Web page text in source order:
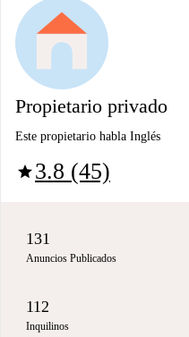
Propietario privado
Este propietario habla Inglés
star3.8 (45)
131
Anuncios Publicados
112
Inquilinos